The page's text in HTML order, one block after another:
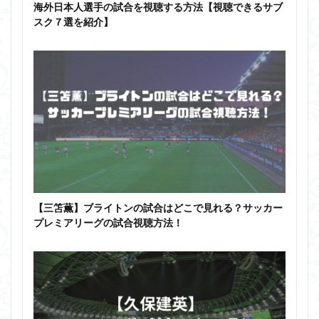
海外日本人選手の試合を視聴する方法【視聴できるサブ
スク７選を紹介】
【三笘薫】ブライトンの試合はどこで見れる？サッカー
プレミアリーグの試合視聴方法！